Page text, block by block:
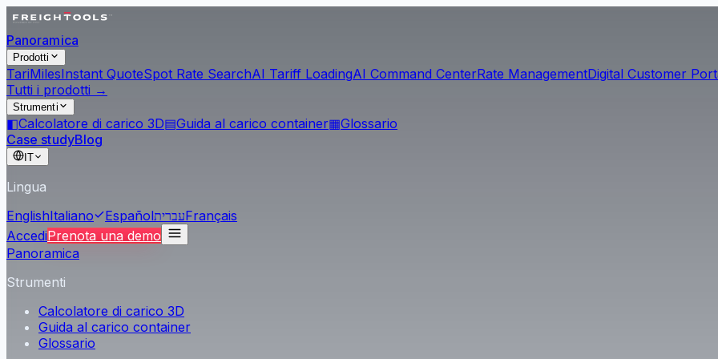
Panoramica
Prodotti
TariMilesInstant QuoteSpot Rate SearchAI Tariff LoadingAI Command CenterRate ManagementDigital Customer
Tutti i prodotti →
Strumenti
◧Calcolatore di carico 3D▤Guida al carico container▦Glossario
Case studyBlog
IT
Lingua
EnglishItaliano EspañolעבריתFrançais
AccediPrenota una demo
Panoramica
Strumenti
Calcolatore di carico 3D
Guida al carico container
Glossario